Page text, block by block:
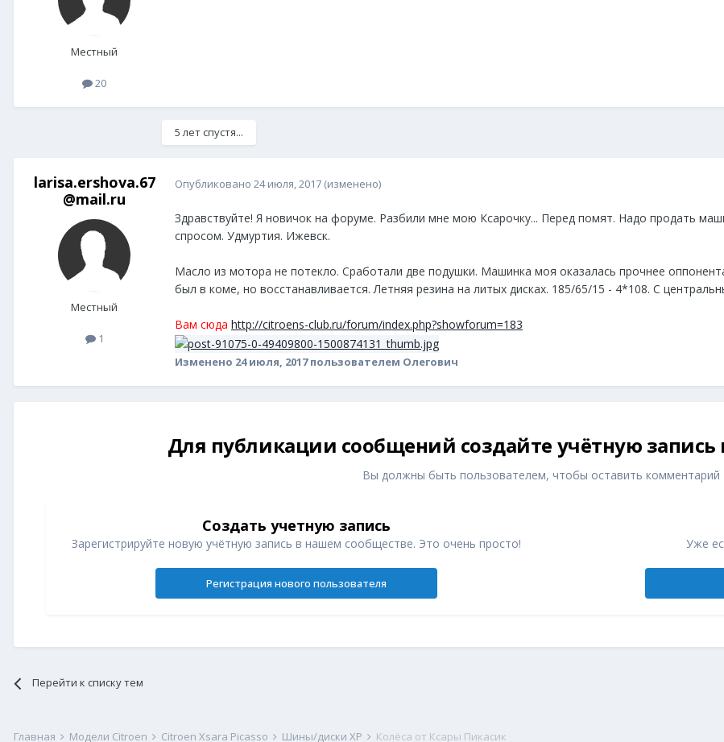
Местный
20
5 лет спустя...
larisa.ershova.67
@mail.ru
Местный
1
Опубликовано 24 июля, 2017 (изменено)
Здравствуйте! Я новичок на форуме. Разбили мне мою Ксарочку... Перед помят. Надо продать
спросом. Удмуртия. Ижевск.
Масло из мотора не потекло. Сработали две подушки. Машинка моя оказалась прочнее
был в коме, но восстанавливается. Летняя резина на литых дисках. 185/65/15 - 4*108. С
Вам сюда http://citroens-club.ru/forum/index.php?showforum=183
Изменено 24 июля, 2017пользователем Олегович
Для публикации сообщений создайте учётную запись
Вы должны быть пользователем, чтобы оставить комментарий
Создать учетную запись
Зарегистрируйте новую учётную запись в нашем сообществе. Это очень просто!
Регистрация нового пользователя
Уже
Перейти к списку тем
Главная Модели Citroen Citroen Xsara Picasso Шины/диски XP Колёса от Ксары Пикасик